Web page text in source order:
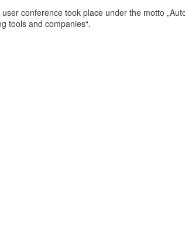
conference took place under the motto
tools and companies“.